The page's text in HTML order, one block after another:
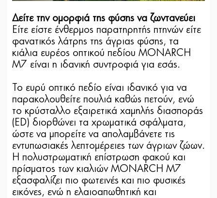
Δείτε την ομορφιά της φύσης να ζωντανεύει
Είτε είστε ένθερμος παρατηρητής πτηνών είτε
φανατικός λάτρης της άγριας φύσης, τα
κιάλια ευρέος οπτικού πεδίου MONARCH
M7 είναι η ιδανική συντροφιά για εσάς.
Το ευρύ οπτικό πεδίο είναι ιδανικό για να
παρακολουθείτε πουλιά καθώς πετούν, ενώ
το κρύσταλλο εξαιρετικά χαμηλής διασποράς
(ED) διορθώνει τα χρωματικά σφάλματα,
ώστε να μπορείτε να απολαμβάνετε τις
εντυπωσιακές λεπτομέρειες των άγριων ζώων.
Η πολυστρωματική επίστρωση φακού και
πρίσματος των κιαλιών MONARCH M7
εξασφαλίζει πιο φωτεινές και πιο φυσικές
εικόνες, ενώ η ελαιοαπωθητική και